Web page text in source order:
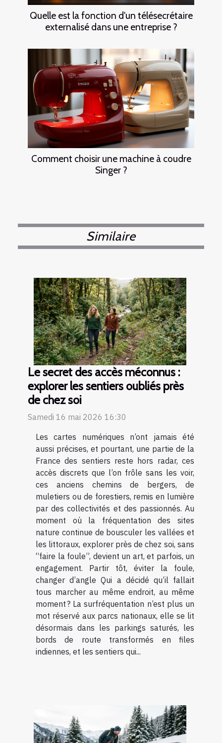
Quelle est la fonction d'un télésecrétaire
externalisé dans une entreprise ?
Comment choisir une machine à coudre
Singer ?
Similaire
Le secret des accès méconnus :
explorer les sentiers oubliés près
de chez soi
Samedi 16 mai 2026 16:30
Les cartes numériques n’ont jamais été
aussi précises, et pourtant, une partie de la
France des sentiers reste hors radar, ces
accès discrets que l’on frôle sans les voir,
ces anciens chemins de bergers, de
muletiers ou de forestiers, remis en lumière
par des collectivités et des passionnés. Au
moment où la fréquentation des sites
nature continue de bousculer les vallées et
les littoraux, explorer près de chez soi, sans
“faire la foule”, devient un art, et parfois, un
engagement. Partir tôt, éviter la foule,
changer d’angle Qui a décidé qu’il fallait
tous marcher au même endroit, au même
moment ? La surfréquentation n’est plus un
mot réservé aux parcs nationaux, elle se lit
désormais dans les parkings saturés, les
bords de route transformés en files
indiennes, et les sentiers qui...